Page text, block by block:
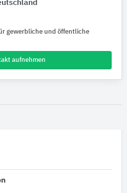
gewerbliche und öffentliche
aufnehmen